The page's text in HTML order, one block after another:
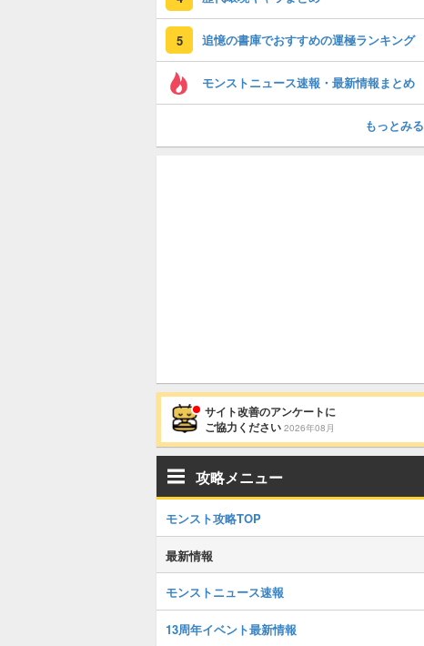
5 追憶の書庫でおすすめの運極ランキング
モンストニュース速報・最新情報まとめ
もっとみる
サイト改善のアンケートに
ご協力ください 2026年08月
攻略メニュー
モンスト攻略TOP
最新情報
モンストニュース速報
13周年イベント最新情報